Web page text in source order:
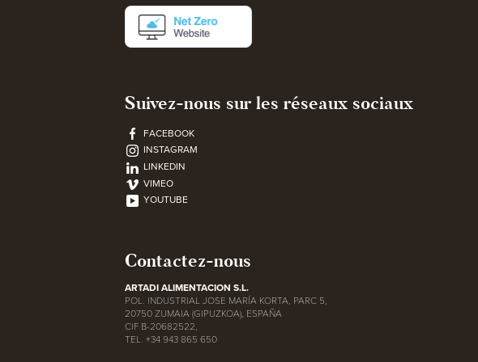
Suivez-nous sur les réseaux sociaux
FACEBOOK
INSTAGRAM
LINKEDIN
VIMEO
YOUTUBE
Contactez-nous
ARTADI ALIMENTACION S.L.
POL. INDUSTRIAL JOSE MARÍA KORTA, PARC 5,
20750 ZUMAIA (GIPUZKOA), ESPAÑA
CIF B-20682522,
TEL. +34 943 865 650